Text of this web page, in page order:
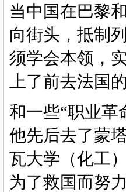
当中国在巴黎
向街头，抵制
须学会本领，
上了前去法国
和一些“职业革
他先后去了蒙
瓦大学（化工
为了救国而努